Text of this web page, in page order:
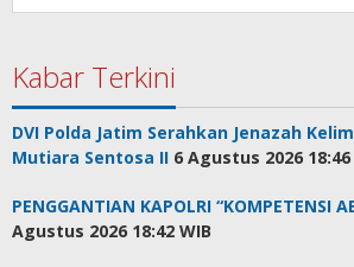
Kabar Terkini
DVI Polda Jatim Serahkan Jenazah
Mutiara Sentosa II 6 Agustus 2026 18:46
PENGGANTIAN KAPOLRI “KOMPETENSI
Agustus 2026 18:42 WIB